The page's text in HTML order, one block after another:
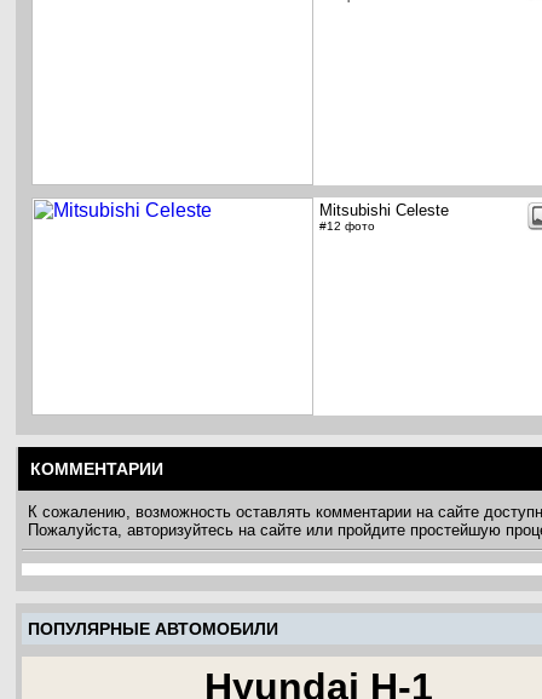
Mitsubishi Celeste
#12 фото
КОММЕНТАРИИ
К сожалению, возможность оставлять комментарии на сайте
Пожалуйста, авторизуйтесь на сайте или пройдите простейшую
ПОПУЛЯРНЫЕ АВТОМОБИЛИ
Hyundai H-1